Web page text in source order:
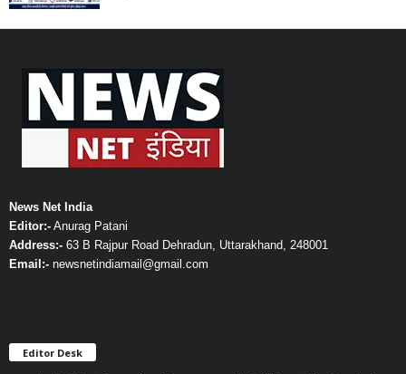
News Net India
Editor:- Anurag Patani
Address:- 63 B Rajpur Road Dehradun, Uttarakhand, 248001
Email:- newsnetindiamail@gmail.com
Editor Desk